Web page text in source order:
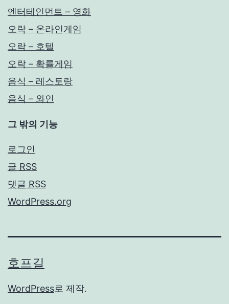
엔터테인먼트 – 영화
오락 – 온라인게임
오락 – 호텔
오락 – 확률게임
음식 – 레스토랑
음식 – 와인
그 밖의 기능
로그인
글 RSS
댓글 RSS
WordPress.org
호프길
WordPress로 제작.